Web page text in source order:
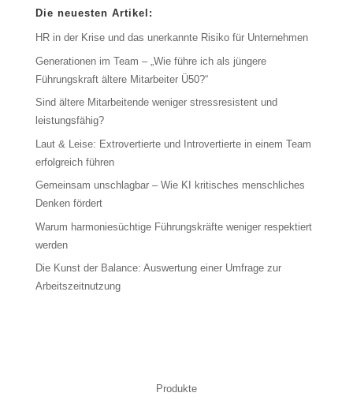
Die neuesten Artikel:
HR in der Krise und das unerkannte Risiko für Unternehmen
Generationen im Team – „Wie führe ich als jüngere
Führungskraft ältere Mitarbeiter Ü50?“
Sind ältere Mitarbeitende weniger stressresistent und
leistungsfähig?
Laut & Leise: Extrovertierte und Introvertierte in einem Team
erfolgreich führen
Gemeinsam unschlagbar – Wie KI kritisches menschliches
Denken fördert
Warum harmoniesüchtige Führungskräfte weniger respektiert
werden
Die Kunst der Balance: Auswertung einer Umfrage zur
Arbeitszeitnutzung
Produkte